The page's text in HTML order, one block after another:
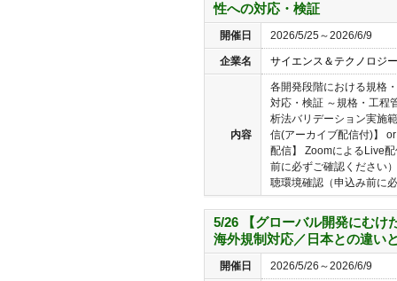
性への対応・検証
開催日 2026/5/25～2026/6/9
企業名 サイエンス＆テクノロジ
内容
各開発段階における規格
対応・検証 ～規格・工程
析法バリデーション実施
信(アーカイブ配信付)】
配信】 ZoomによるLive
前に必ずご確認くださ
聴環境確認（申込み前に
5/26 【グローバル開発にむけ
海外規制対応／日本との違い
開催日 2026/5/26～2026/6/9